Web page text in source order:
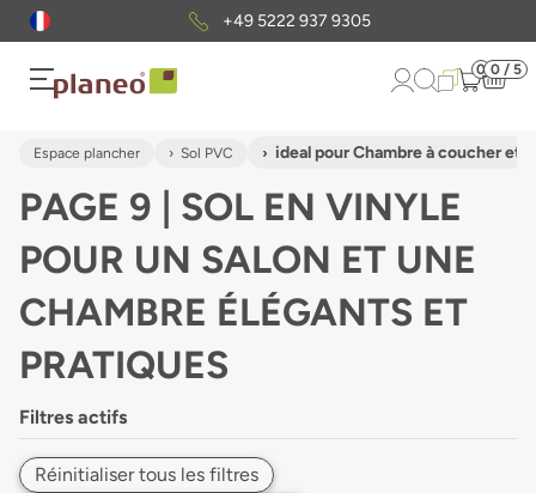
Envoi gratuit d'échantillons
0 0 / 5
Espace plancher Sol PVC ideal pour Chambre à coucher et
PAGE 9 | SOL EN VINYLE
POUR UN SALON ET UNE
CHAMBRE ÉLÉGANTS ET
PRATIQUES
Filtres actifs
Réinitialiser tous les filtres